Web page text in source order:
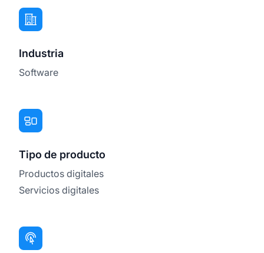
Industria
Software
Tipo de producto
Productos digitales
Servicios digitales